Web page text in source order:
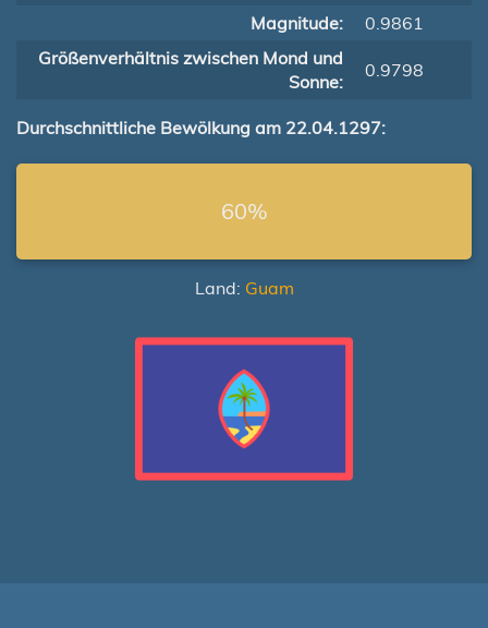
Magnitude:
0.9861
Größenverhältnis zwischen Mond und
Sonne:
0.9798
Durchschnittliche Bewölkung am 22.04.1297:
60%
Land: Guam